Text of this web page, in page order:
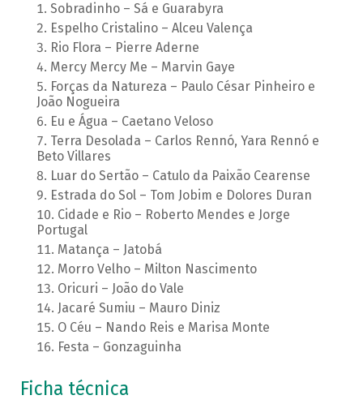
Sobradinho – Sá e Guarabyra
Espelho Cristalino – Alceu Valença
Rio Flora – Pierre Aderne
Mercy Mercy Me – Marvin Gaye
Forças da Natureza – Paulo César Pinheiro e
João Nogueira
Eu e Água – Caetano Veloso
Terra Desolada – Carlos Rennó, Yara Rennó e
Beto Villares
Luar do Sertão – Catulo da Paixão Cearense
Estrada do Sol – Tom Jobim e Dolores Duran
Cidade e Rio – Roberto Mendes e Jorge
Portugal
Matança – Jatobá
Morro Velho – Milton Nascimento
Oricuri – João do Vale
Jacaré Sumiu – Mauro Diniz
O Céu – Nando Reis e Marisa Monte
Festa – Gonzaguinha
Ficha técnica